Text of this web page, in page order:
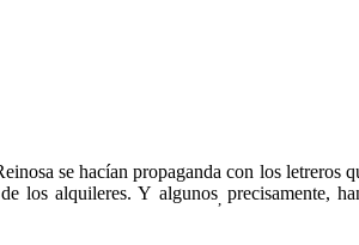
se hacían propaganda con los letreros
los alquileres. Y algunos, precisamente,